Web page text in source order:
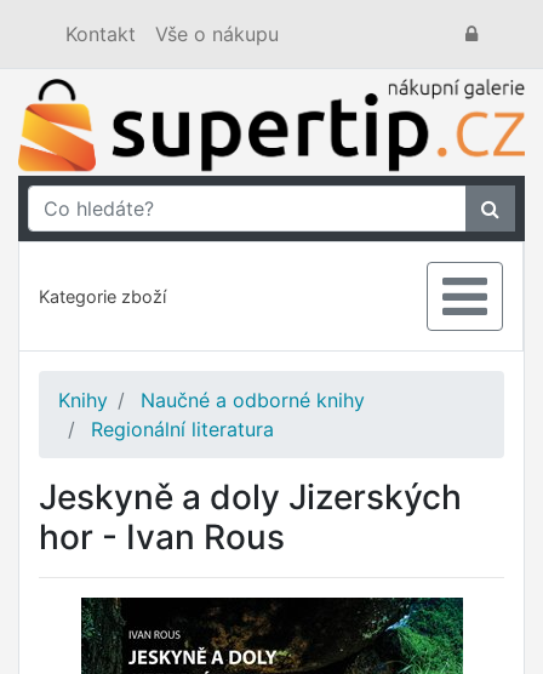
Kontakt Vše o nákupu
Kategorie zboží
Knihy
Naučné a odborné knihy
Regionální literatura
Jeskyně a doly Jizerských
hor - Ivan Rous